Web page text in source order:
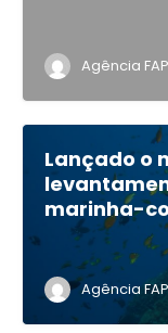
Agência
Lançado o
marinha-
Agência